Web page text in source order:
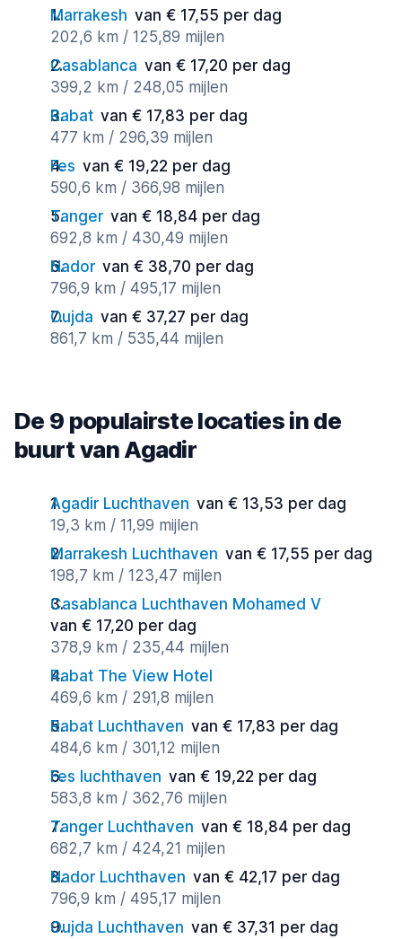
Marrakesh van € 17,55 per dag
202,6 km / 125,89 mijlen
Casablanca van € 17,20 per dag
399,2 km / 248,05 mijlen
Rabat van € 17,83 per dag
477 km / 296,39 mijlen
Fes van € 19,22 per dag
590,6 km / 366,98 mijlen
Tanger van € 18,84 per dag
692,8 km / 430,49 mijlen
Nador van € 38,70 per dag
796,9 km / 495,17 mijlen
Oujda van € 37,27 per dag
861,7 km / 535,44 mijlen
De 9 populairste locaties in de
buurt van Agadir
Agadir Luchthaven van € 13,53 per dag
19,3 km / 11,99 mijlen
Marrakesh Luchthaven van € 17,55 per dag
198,7 km / 123,47 mijlen
Casablanca Luchthaven Mohamed V
van € 17,20 per dag
378,9 km / 235,44 mijlen
Rabat The View Hotel
469,6 km / 291,8 mijlen
Rabat Luchthaven van € 17,83 per dag
484,6 km / 301,12 mijlen
Fes luchthaven van € 19,22 per dag
583,8 km / 362,76 mijlen
Tanger Luchthaven van € 18,84 per dag
682,7 km / 424,21 mijlen
Nador Luchthaven van € 42,17 per dag
796,9 km / 495,17 mijlen
Oujda Luchthaven van € 37,31 per dag